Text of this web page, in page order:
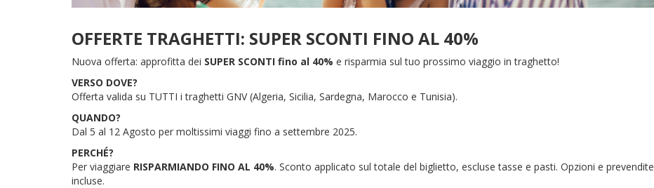
OFFERTE TRAGHETTI: SUPER SCONTI FINO AL 40%
Nuova offerta: approfitta dei SUPER SCONTI fino al 40% e risparmia sul tuo prossimo viaggio in traghetto!
VERSO DOVE?
Offerta valida su TUTTI i traghetti GNV (Algeria, Sicilia, Sardegna, Marocco e Tunisia).
QUANDO?
Dal 5 al 12 Agosto per moltissimi viaggi fino a settembre 2025.
PERCHÉ?
Per viaggiare RISPARMIANDO FINO AL 40%. Sconto applicato sul totale del biglietto, escluse tasse e pasti. Opzioni e prevendite
incluse.